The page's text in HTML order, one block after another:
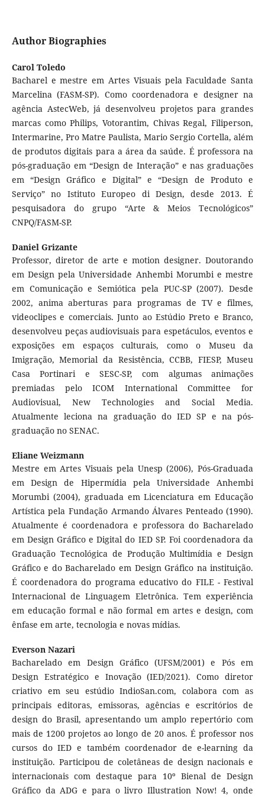
Author Biographies
Carol Toledo
Bacharel e mestre em Artes Visuais pela Faculdade Santa
Marcelina (FASM-SP). Como coordenadora e designer na
agência AstecWeb, já desenvolveu projetos para grandes
marcas como Philips, Votorantim, Chivas Regal, Filiperson,
Intermarine, Pro Matre Paulista, Mario Sergio Cortella, além
de produtos digitais para a área da saúde. É professora na
pós-graduação em “Design de Interação” e nas graduações
em “Design Gráfico e Digital” e “Design de Produto e
Serviço” no Istituto Europeo di Design, desde 2013. É
pesquisadora do grupo “Arte & Meios Tecnológicos”
CNPQ/FASM-SP.
Daniel Grizante
Professor, diretor de arte e motion designer. Doutorando
em Design pela Universidade Anhembi Morumbi e mestre
em Comunicação e Semiótica pela PUC-SP (2007). Desde
2002, anima aberturas para programas de TV e filmes,
videoclipes e comerciais. Junto ao Estúdio Preto e Branco,
desenvolveu peças audiovisuais para espetáculos, eventos e
exposições em espaços culturais, como o Museu da
Imigração, Memorial da Resistência, CCBB, FIESP, Museu
Casa Portinari e SESC-SP, com algumas animações
premiadas pelo ICOM International Committee for
Audiovisual, New Technologies and Social Media.
Atualmente leciona na graduação do IED SP e na pós-
graduação no SENAC.
Eliane Weizmann
Mestre em Artes Visuais pela Unesp (2006), Pós-Graduada
em Design de Hipermídia pela Universidade Anhembi
Morumbi (2004), graduada em Licenciatura em Educação
Artística pela Fundação Armando Álvares Penteado (1990).
Atualmente é coordenadora e professora do Bacharelado
em Design Gráfico e Digital do IED SP. Foi coordenadora da
Graduação Tecnológica de Produção Multimídia e Design
Gráfico e do Bacharelado em Design Gráfico na instituição.
É coordenadora do programa educativo do FILE - Festival
Internacional de Linguagem Eletrônica. Tem experiência
em educação formal e não formal em artes e design, com
ênfase em arte, tecnologia e novas mídias.
Everson Nazari
Bacharelado em Design Gráfico (UFSM/2001) e Pós em
Design Estratégico e Inovação (IED/2021). Como diretor
criativo em seu estúdio IndioSan.com, colabora com as
principais editoras, emissoras, agências e escritórios de
design do Brasil, apresentando um amplo repertório com
mais de 1200 projetos ao longo de 20 anos. É professor nos
cursos do IED e também coordenador de e-learning da
instituição. Participou de coletâneas de design nacionais e
internacionais com destaque para 10º Bienal de Design
Gráfico da ADG e para o livro Illustration Now! 4, onde